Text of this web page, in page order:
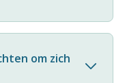
om zich